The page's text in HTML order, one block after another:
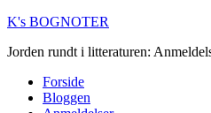
K's BOGNOTER
Jorden rundt i litteraturen:
Forside
Bloggen